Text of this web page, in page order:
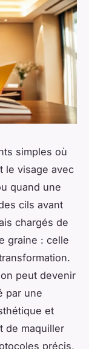
simples où
le visage avec
quand une
cils avant
chargés de
graine : celle
peut devenir
par une
et
de maquiller
précis,